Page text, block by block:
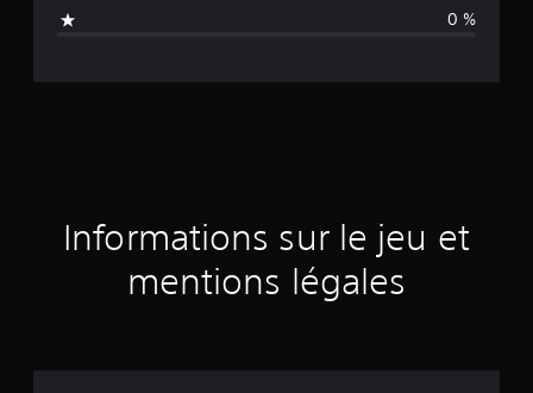
d
a
s
0 %
Informations sur le jeu et
mentions légales